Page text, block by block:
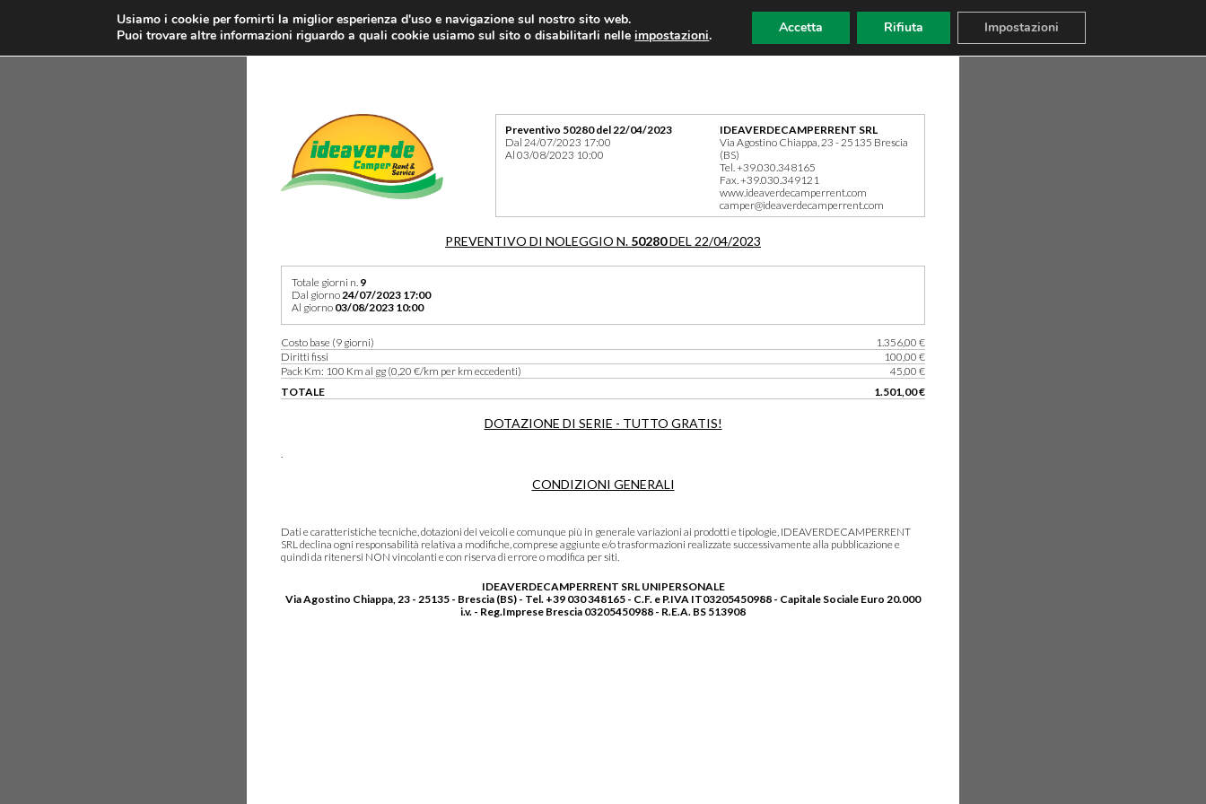
IDEAVERDECAMPERRENT SRL
Via Agostino Chiappa, 23 - 25135 Brescia
(BS)
Tel. +39.030.348165
Fax. +39.030.349121
www.ideaverdecamperrent.com
camper@ideaverdecamperrent.com
Preventivo 50280 del 22/04/2023
Dal 24/07/2023 17:00
Al 03/08/2023 10:00
PREVENTIVO DI NOLEGGIO N. 50280DEL 22/04/2023
Totale giorni n. 9
Dal giorno24/07/2023 17:00
Al giorno 03/08/2023 10:00
Costo base (9 giorni)
1.356,00 €
Diritti fissi
100,00 €
Pack Km: 100 Km al gg (0,20 €/km per km eccedenti)
45,00 €
TOTALE
1.501,00 €
DOTAZIONE DI SERIE - TUTTO GRATIS!
.
CONDIZIONI GENERALI
Dati e caratteristiche tecniche, dotazioni dei veicoli e comunque più in generale variazioni ai prodotti e tipologie, IDEAVERDECAMPERRENT
SRL declina ogni responsabilità relativa a modifiche, comprese aggiunte e/o trasformazioni realizzate successivamente alla pubblicazione e
quindi da ritenersi NON vincolanti e con riserva di errore o modifica per siti.
IDEAVERDECAMPERRENT SRL UNIPERSONALE
Via Agostino Chiappa, 23 - 25135 - Brescia (BS) - Tel. +39 030 348165 - C.F. e P.IVA IT03205450988 - Capitale Sociale Euro 20.000
i.v. - Reg.Imprese Brescia 03205450988 - R.E.A. BS 513908
Usiamo i cookie per fornirti la miglior esperienza d'uso e navigazione sul nostro sito web.
Puoi trovare altre informazioni riguardo a quali cookie usiamo sul sito o disabilitarli nelleimpostazioni. Accetta Rifiuta Impostazioni